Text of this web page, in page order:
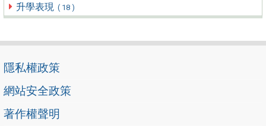
升學表現 ( 18 )
隱私權政策
網站安全政策
著作權聲明